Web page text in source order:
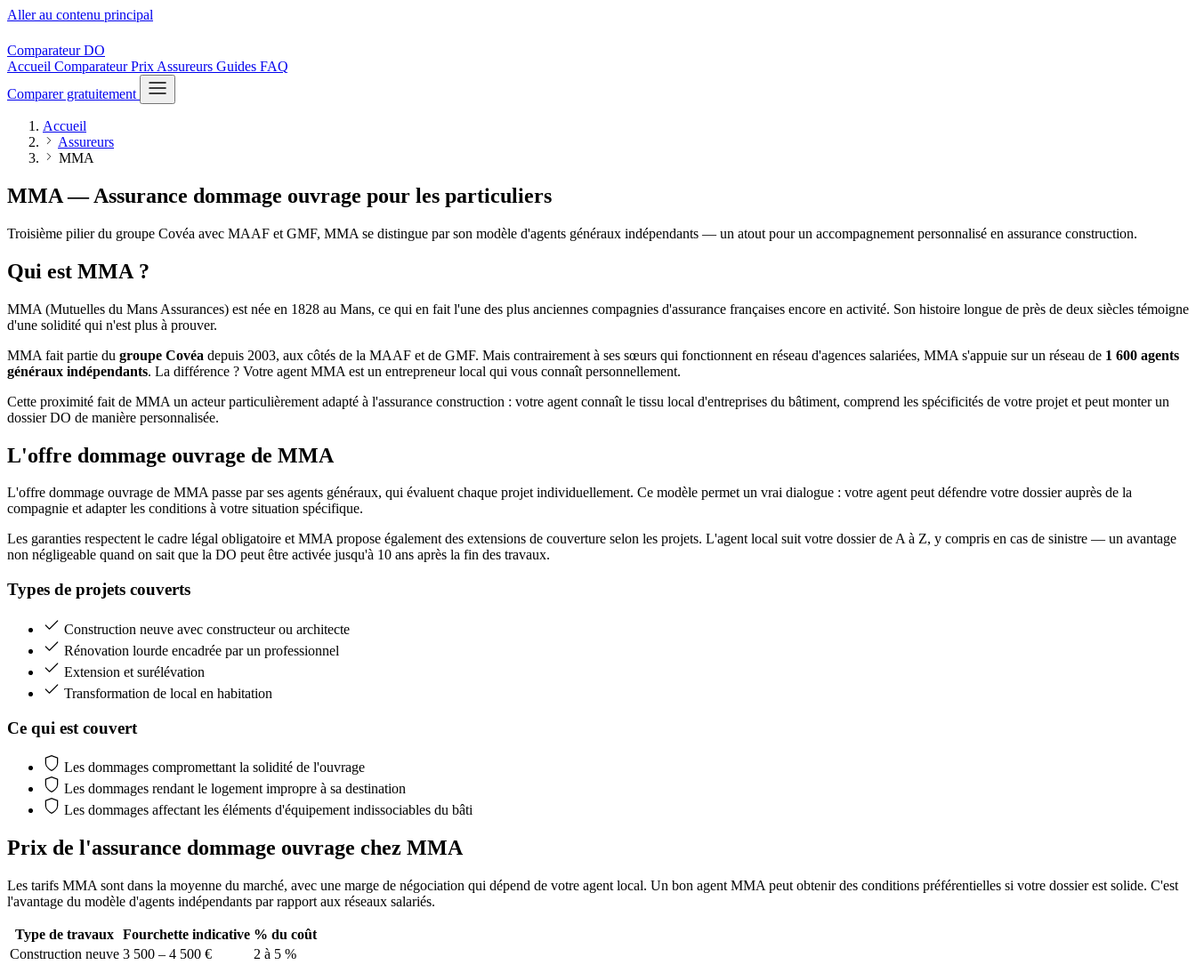
Aller au contenu principal
ComparateurDO
Accueil ComparateurPrix Assureurs Guides FAQ
Comparer gratuitement
Accueil
Assureurs
MMA
MMA — Assurance dommage ouvrage pour les particuliers
Troisième pilier du groupe Covéa avec MAAF et GMF, MMA se distingue par son modèle d'agents généraux indépendants — un atout pour un accompagnement personnalisé en assurance construction.
Qui est MMA ?
MMA (Mutuelles du Mans Assurances) est née en 1828 au Mans, ce qui en fait l'une des plus anciennes compagnies d'assurance françaises encore en activité. Son histoire longue de près de deux siècles témoigne
d'une solidité qui n'est plus à prouver.
MMA fait partie du groupe Covéa depuis 2003, aux côtés de la MAAF et de GMF. Mais contrairement à ses sœurs qui fonctionnent en réseau d'agences salariées, MMA s'appuie sur un réseau de 1 600 agents
généraux indépendants. La différence ? Votre agent MMA est un entrepreneur local qui vous connaît personnellement.
Cette proximité fait de MMA un acteur particulièrement adapté à l'assurance construction : votre agent connaît le tissu local d'entreprises du bâtiment, comprend les spécificités de votre projet et peut monter un
dossier DO de manière personnalisée.
L'offre dommage ouvrage de MMA
L'offre dommage ouvrage de MMA passe par ses agents généraux, qui évaluent chaque projet individuellement. Ce modèle permet un vrai dialogue : votre agent peut défendre votre dossier auprès de la
compagnie et adapter les conditions à votre situation spécifique.
Les garanties respectent le cadre légal obligatoire et MMA propose également des extensions de couverture selon les projets. L'agent local suit votre dossier de A à Z, y compris en cas de sinistre — un avantage
non négligeable quand on sait que la DO peut être activée jusqu'à 10 ans après la fin des travaux.
Types de projets couverts
Construction neuve avec constructeur ou architecte
Rénovation lourde encadrée par un professionnel
Extension et surélévation
Transformation de local en habitation
Ce qui est couvert
Les dommages compromettant la solidité de l'ouvrage
Les dommages rendant le logement impropre à sa destination
Les dommages affectant les éléments d'équipement indissociables du bâti
Prix de l'assurance dommage ouvrage chez MMA
Les tarifs MMA sont dans la moyenne du marché, avec une marge de négociation qui dépend de votre agent local. Un bon agent MMA peut obtenir des conditions préférentielles si votre dossier est solide. C'est
l'avantage du modèle d'agents indépendants par rapport aux réseaux salariés.
Type de travaux Fourchette indicative % du coût
Construction neuve 3 500 – 4 500 €
2 à 5 %